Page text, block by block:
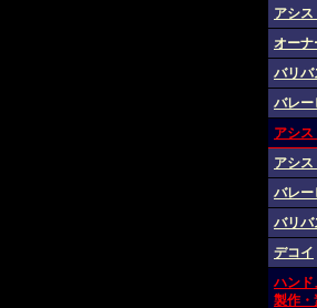
アシ
オーナ
バリバ
バレー
アシス
アシ
バレー
バリバ
デコイ
ハンド
製作・